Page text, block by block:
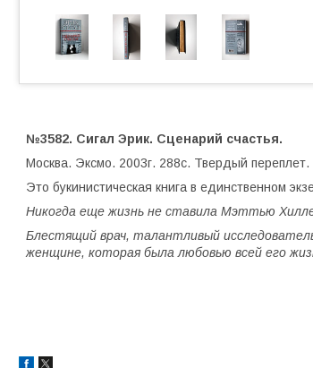
№3582. Сигал Эрик. Сценарий счастья.
Москва. Эксмо. 2003г. 288с. Твердый
Это букинистическая книга в единственном
Никогда еще жизнь не ставила Мэттью
Блестящий врач, талантливый
женщине, которая была любовью всей его